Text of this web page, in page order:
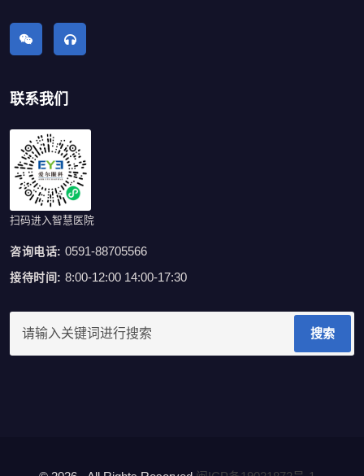
联系我们
扫码进入智慧医院
咨询电话: 0591-88705566
接待时间: 8:00-12:00 14:00-17:30
搜索